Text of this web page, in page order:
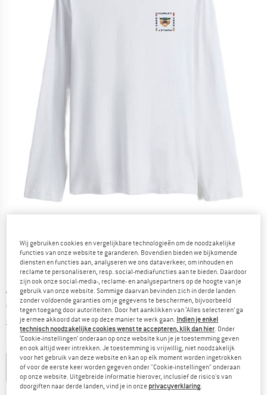
Oorspronkelijke prijs :
€ 54,95
Prijs:
€ 32,97 incl. BTW
excl. VerzendkostenInformatie over de verzendkosten. Opent in een
Kleur:White
-40%
Wij gebruiken cookies en vergelijkbare technologieën om de noodzakelijke
functies van onze website te garanderen. Bovendien bieden we bijkomende
diensten en functies aan, analyseren we ons dataverkeer, om inhouden en
reclame te personaliseren, resp. social-mediafuncties aan te bieden. Daardoor
zijn ook onze social-media-, reclame- en analysepartners op de hoogte van je
gebruik van onze website. Sommige daarvan bevinden zich in derde landen
zonder voldoende garanties om je gegevens te beschermen, bijvoorbeeld
tegen toegang door autoriteiten. Door het aanklikken van ‘Alles selecteren’ ga
je ermee akkoord dat we op deze manier te werk gaan. Indien je enkel
technisch noodzakelijke cookies wenst te accepteren, klik dan hier . Onder
‘Cookie-instellingen’ onderaan op onze website kun je je toestemming geven
en ook altijd weer intrekken. Je toestemming is vrijwillig, niet noodzakelijk
voor het gebruik van deze website en kan op elk moment worden ingetrokken
of voor de eerste keer worden gegeven onder "Cookie-instellingen" onderaan
op onze website. Uitgebreide informatie hierover, inclusief de risico's van
doorgiften naar derde landen, vind je in onze privacyverklaring